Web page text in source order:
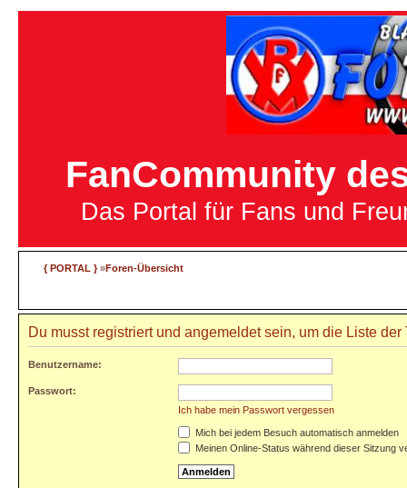
FanCommunity
Das Portal für Fans und
{ PORTAL }»Foren-Übersicht
Du musst registriert und angemeldet sein, um die Liste
Benutzername:
Passwort:
Ich habe mein Passwort vergessen
Mich bei jedem Besuch automatisch anmelden
Meinen Online-Status während dieser Sitzung